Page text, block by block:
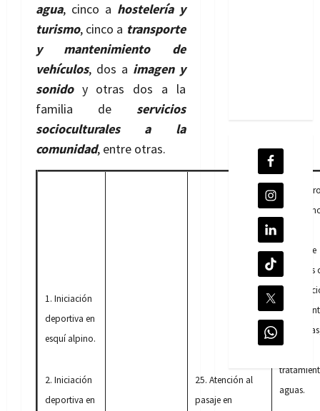
agua, cinco a hostelería y
turismo, cinco a transporte
y mantenimiento de
vehículos, dos a imagen y
sonidoy otras dos a la
familia de servicios
socioculturales a la
comunidad, entre otras.
1. Iniciación
deportiva en
esquí alpino.
2. Iniciación
deportiva en
25. Atención al
pasaje en
38.
mediante
procesos
aguas.